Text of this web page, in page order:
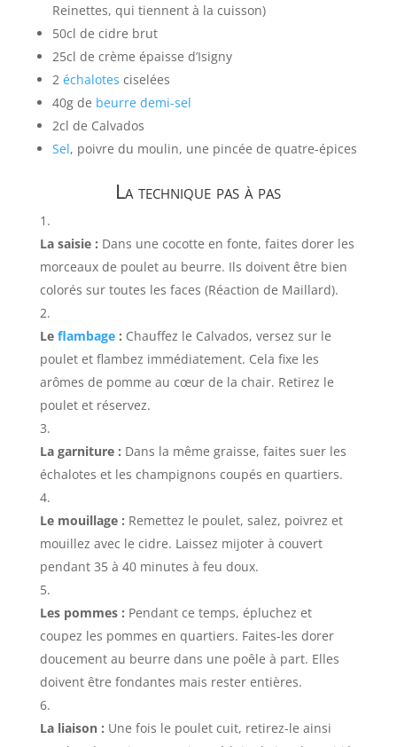
Reinettes, qui tiennent à la cuisson)
50cl de cidre brut
25cl de crème épaisse d’Isigny
2 échalotes ciselées
40g de beurre demi-sel
2cl de Calvados
Sel, poivre du moulin, une pincée de quatre-épices
La technique pas à pas
La saisie : Dans une cocotte en fonte, faites dorer les
morceaux de poulet au beurre. Ils doivent être bien
colorés sur toutes les faces (Réaction de Maillard).
Le flambage: Chauffez le Calvados, versez sur le
poulet et flambez immédiatement. Cela fixe les
arômes de pomme au cœur de la chair. Retirez le
poulet et réservez.
La garniture : Dans la même graisse, faites suer les
échalotes et les champignons coupés en quartiers.
Le mouillage : Remettez le poulet, salez, poivrez et
mouillez avec le cidre. Laissez mijoter à couvert
pendant 35 à 40 minutes à feu doux.
Les pommes : Pendant ce temps, épluchez et
coupez les pommes en quartiers. Faites-les dorer
doucement au beurre dans une poêle à part. Elles
doivent être fondantes mais rester entières.
La liaison : Une fois le poulet cuit, retirez-le ainsi